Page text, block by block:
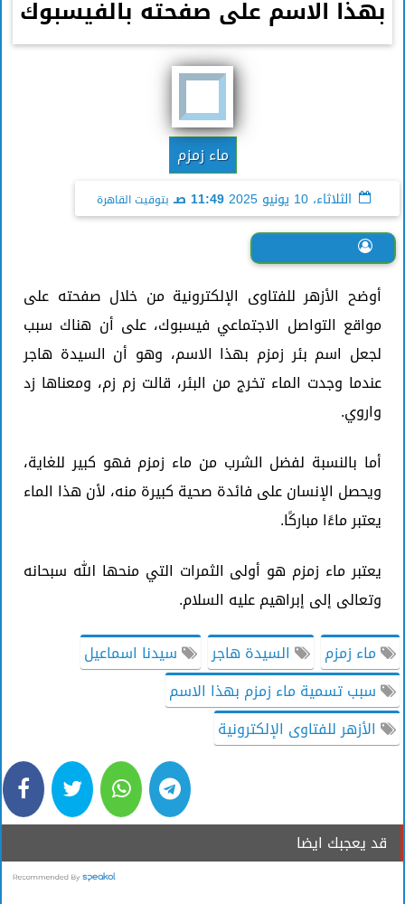
بهذا الاسم على صفحته بالفيسبوك
ماء زمزم
الثلاثاء، 10 يونيو 2025 11:49 صـ بتوقيت القاهرة
أوضح الأزهر للفتاوى الإلكترونية من خلال صفحته على
مواقع التواصل الاجتماعي فيسبوك، على أن هناك سبب
لجعل اسم بئر زمزم بهذا الاسم، وهو أن السيدة هاجر
عندما وجدت الماء تخرج من البئر، قالت زم زم، ومعناها زد
واروي.
أما بالنسبة لفضل الشرب من ماء زمزم فهو كبير للغاية،
ويحصل الإنسان على فائدة صحية كبيرة منه، لأن هذا الماء
يعتبر ماءًا مباركًا.
يعتبر ماء زمزم هو أولى الثمرات التي منحها الله سبحانه
وتعالى إلى إبراهيم عليه السلام.
ماء زمزم
السيدة هاجر
سيدنا اسماعيل
سبب تسمية ماء زمزم بهذا الاسم
الأزهر للفتاوى الإلكترونية
قد يعجبك ايضا